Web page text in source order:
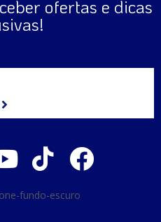
ofertas e dicas